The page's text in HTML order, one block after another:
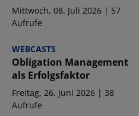
Mittwoch, 08. Juli 2026 | 57
Aufrufe
WEBCASTS
Obligation Management
als Erfolgsfaktor
Freitag, 26. Juni 2026 | 38
Aufrufe